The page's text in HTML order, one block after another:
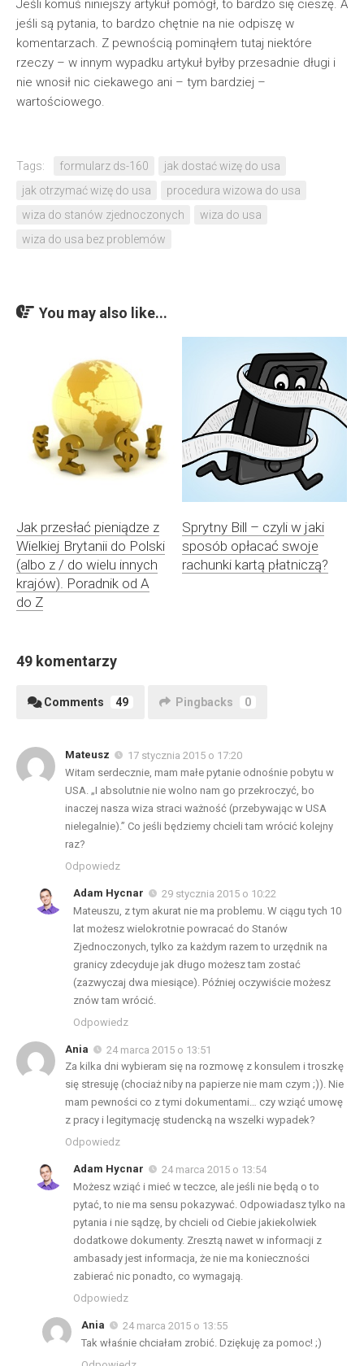
Jeśli komuś niniejszy artykuł pomógł, to bardzo się cieszę. A
jeśli są pytania, to bardzo chętnie na nie odpiszę w
komentarzach. Z pewnością pominąłem tutaj niektóre
rzeczy – w innym wypadku artykuł byłby przesadnie długi i
nie wnosił nic ciekawego ani – tym bardziej –
wartościowego.
Tags: formularz ds-160
jak dostać wizę do usa
jak otrzymać wizę do usa
procedura wizowa do usa
wiza do stanów zjednoczonych
wiza do usa
wiza do usa bez problemów
You may also like...
Jak przesłać pieniądze z
Wielkiej Brytanii do Polski
(albo z / do wielu innych
krajów). Poradnik od A
do Z
Sprytny Bill – czyli w jaki
sposób opłacać swoje
rachunki kartą płatniczą?
49 komentarzy
Comments 49 Pingbacks 0
Mateusz
17 stycznia 2015 o 17:20
Witam serdecznie, mam małe pytanie odnośnie pobytu w
USA. „I absolutnie nie wolno nam go przekroczyć, bo
inaczej nasza wiza straci ważność (przebywając w USA
nielegalnie).” Co jeśli będziemy chcieli tam wrócić kolejny
raz?
Odpowiedz
Adam Hycnar
29 stycznia 2015 o 10:22
Mateuszu, z tym akurat nie ma problemu. W ciągu tych 10
lat możesz wielokrotnie powracać do Stanów
Zjednoczonych, tylko za każdym razem to urzędnik na
granicy zdecyduje jak długo możesz tam zostać
(zazwyczaj dwa miesiące). Później oczywiście możesz
znów tam wrócić.
Odpowiedz
Ania
24 marca 2015 o 13:51
Za kilka dni wybieram się na rozmowę z konsulem i troszkę
się stresuję (chociaż niby na papierze nie mam czym ;)). Nie
mam pewności co z tymi dokumentami… czy wziąć umowę
z pracy i legitymację studencką na wszelki wypadek?
Odpowiedz
Adam Hycnar
24 marca 2015 o 13:54
Możesz wziąć i mieć w teczce, ale jeśli nie będą o to
pytać, to nie ma sensu pokazywać. Odpowiadasz tylko na
pytania i nie sądzę, by chcieli od Ciebie jakiekolwiek
dodatkowe dokumenty. Zresztą nawet w informacji z
ambasady jest informacja, że nie ma konieczności
zabierać nic ponadto, co wymagają.
Odpowiedz
Ania
24 marca 2015 o 13:55
Tak właśnie chciałam zrobić. Dziękuję za pomoc! ;)